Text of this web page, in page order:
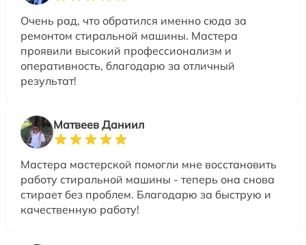
Очень рад, что обратился именно сюда за
ремонтом стиральной машины. Мастера
проявили высокий профессионализм и
оперативность, благодарю за отличный
результат!
Матвеев Даниил
Мастера мастерской помогли мне восстановить
работу стиральной машины - теперь она снова
стирает без проблем. Благодарю за быструю и
качественную работу!